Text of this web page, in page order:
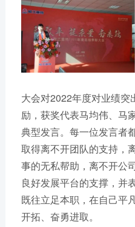
大会对2022年度对业绩突
励，获奖代表马均伟、马
典型发言。每一位发言者
取得离不开团队的支持，
事的无私帮助，离不开公
良好发展平台的支撑，并
既往立足本职，在自己平
开拓、奋勇进取。